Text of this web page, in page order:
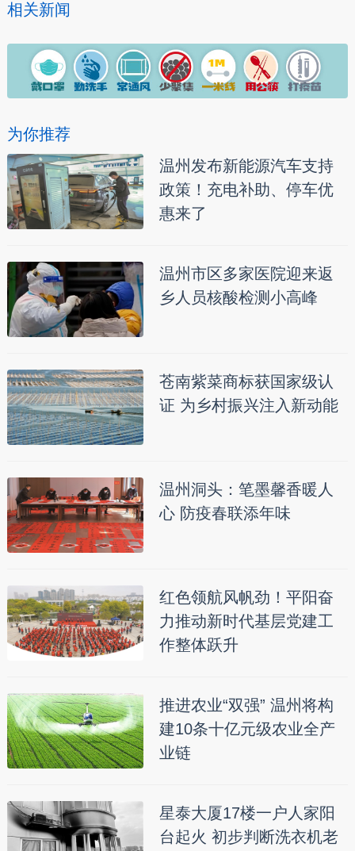
相关新闻
为你推荐
温州发布新能源汽车支持
政策！充电补助、停车优
惠来了
温州市区多家医院迎来返
乡人员核酸检测小高峰
苍南紫菜商标获国家级认
证 为乡村振兴注入新动能
温州洞头：笔墨馨香暖人
心 防疫春联添年味
红色领航风帆劲！平阳奋
力推动新时代基层党建工
作整体跃升
推进农业“双强” 温州将构
建10条十亿元级农业全产
业链
星泰大厦17楼一户人家阳
台起火 初步判断洗衣机老